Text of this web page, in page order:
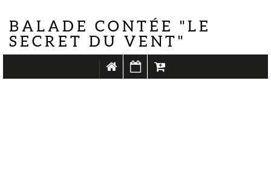
BALADE CONTÉE "LE
SECRET DU VENT"